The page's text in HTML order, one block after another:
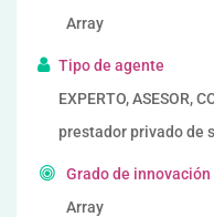
Array
Tipo de agente
EXPERTO, ASESOR,
prestador privado de
Grado de
Array